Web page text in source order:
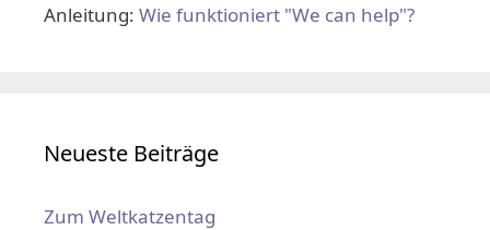
Anleitung: Wie funktioniert "We can help"?
Neueste Beiträge
Zum Weltkatzentag